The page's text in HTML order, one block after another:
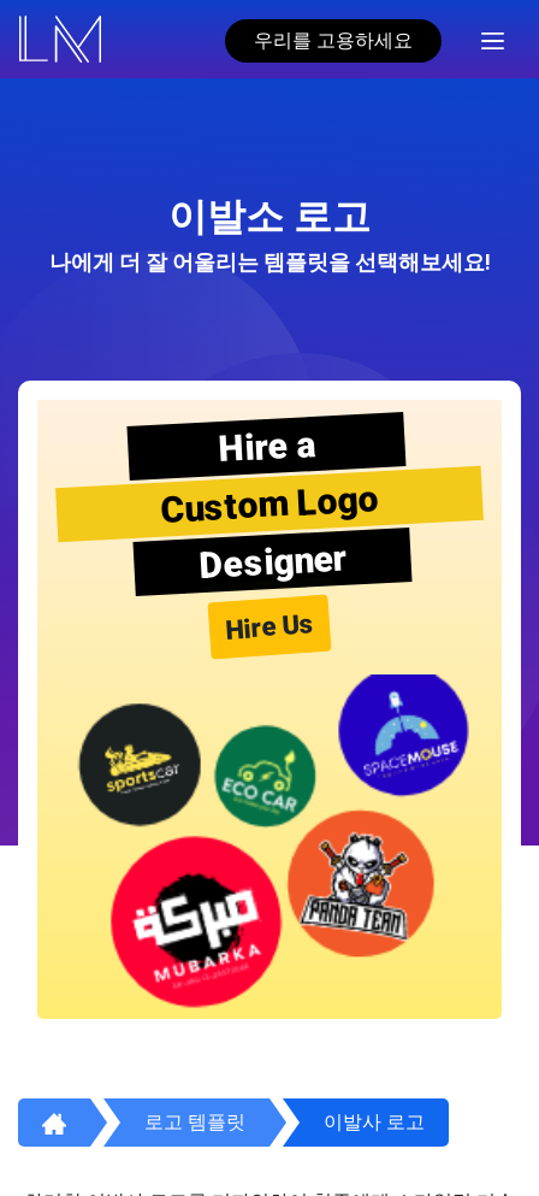
우리를 고용하세요
이발소 로고
나에게 더 잘 어울리는 템플릿을 선택해보세요!
Hire a
Custom Logo
Designer
Hire Us
로고 템플릿 이발사 로고